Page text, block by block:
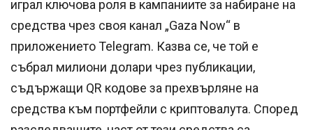
играл ключова роля в кампаниите за набиране на
средства чрез своя канал „Gaza Now“ в
приложението Telegram. Казва се, че той е
събрал милиони долари чрез публикации,
съдържащи QR кодове за прехвърляне на
средства към портфейли с криптовалута. Според